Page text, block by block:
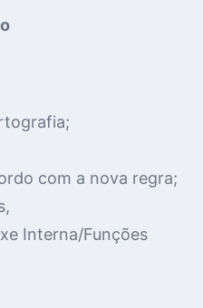
com a nova regra;
Interna/Funções